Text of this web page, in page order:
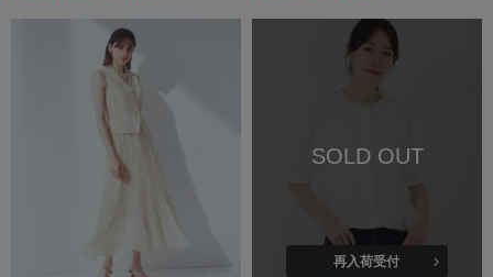
SOLD OUT
再入荷受付